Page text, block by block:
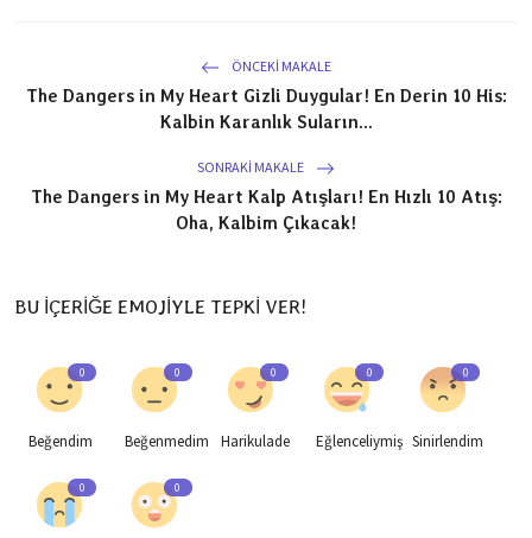
ÖNCEKI MAKALE
The Dangers in My Heart Gizli Duygular! En Derin 10 His:
Kalbin Karanlık Suların...
SONRAKI MAKALE
The Dangers in My Heart Kalp Atışları! En Hızlı 10 Atış:
Oha, Kalbim Çıkacak!
BU İÇERİĞE EMOJİYLE TEPKİ VER!
0
Beğendim
0
Beğenmedim
0
Harikulade
0
Eğlenceliymiş
0
Sinirlendim
0 0